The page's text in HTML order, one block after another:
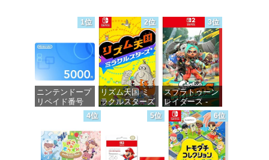
1位
ニンテンドープ
リペイド番号
5000円|オンラ
価格：¥5,000
2位
リズム天国 ミ
ラクルスターズ
-Switch
3位
スプラトゥーン
レイダース -
Switch2
価格：¥6,455
4位 5位 6位